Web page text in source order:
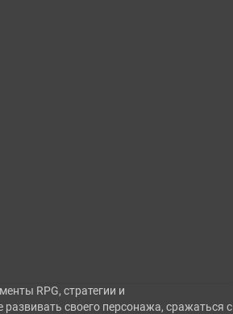
RPG, стратегии и
своего персонажа, сражаться с